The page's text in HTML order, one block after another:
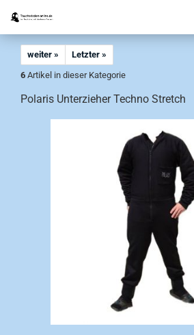
weiter »
Letzter »
6 Artikel in dieser Kategorie
Polaris Unterzieher Techno Stretch